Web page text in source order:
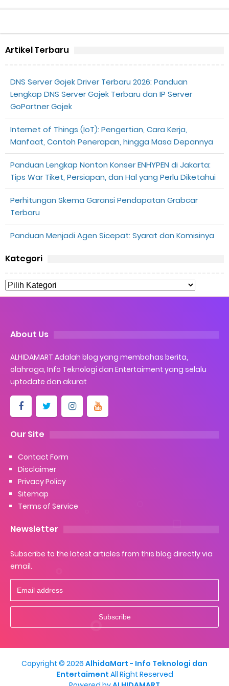
Artikel Terbaru
DNS Server Gojek Driver Terbaru 2026: Panduan
Lengkap DNS Server Gojek Terbaru dan IP Server
GoPartner Gojek
Internet of Things (IoT): Pengertian, Cara Kerja,
Manfaat, Contoh Penerapan, hingga Masa Depannya
Panduan Lengkap Nonton Konser ENHYPEN di Jakarta:
Tips War Tiket, Persiapan, dan Hal yang Perlu Diketahui
Perhitungan Skema Garansi Pendapatan Grabcar
Terbaru
Panduan Menjadi Agen Sicepat: Syarat dan Komisinya
Kategori
About Us
ALHIDAMART Adalah blog yang membahas berita,
olahraga, Info Teknologi dan Entertaiment yang selalu
uptodate dan akurat
Our Site
Contact Form
Disclaimer
Privacy Policy
Sitemap
Terms of Service
Newsletter
Subscribe to the latest articles from this blog directly via
email.
Copyright © 2026 AlhidaMart - Info Teknologi dan
Entertaiment All Right Reserved